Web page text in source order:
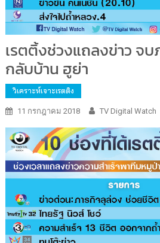
เรตติ้งช่วงแถลงข่าว จ
กลับบ้าน ฮูย่า
วิเคราะห์เจาะเรตติง
11 กรกฎาคม 2018 TV Digital Watch